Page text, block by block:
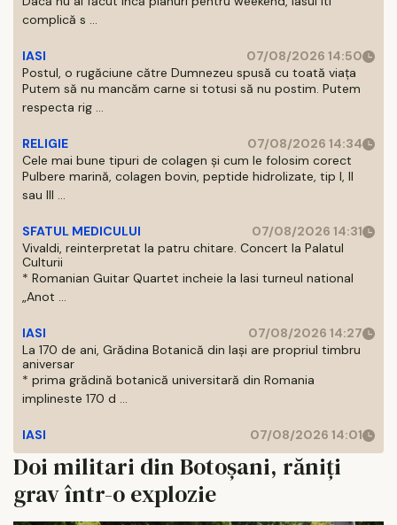
complică s ...
IASI
07/08/2026 14:50
Postul, o rugăciune către Dumnezeu spusă cu toată viața
Putem să nu mancăm carne si totusi să nu postim. Putem
respecta rig ...
RELIGIE
07/08/2026 14:34
Cele mai bune tipuri de colagen și cum le folosim corect
Pulbere marină, colagen bovin, peptide hidrolizate, tip I, II
sau III ...
SFATUL MEDICULUI
07/08/2026 14:31
Vivaldi, reinterpretat la patru chitare. Concert la Palatul
Culturii
* Romanian Guitar Quartet incheie la Iasi turneul national
„Anot ...
IASI
07/08/2026 14:27
La 170 de ani, Grădina Botanică din Iași are propriul timbru
aniversar
* prima grădină botanică universitară din Romania
implineste 170 d ...
IASI 07/08/2026 14:01
Doi militari din Botoșani, răniți
grav într-o explozie